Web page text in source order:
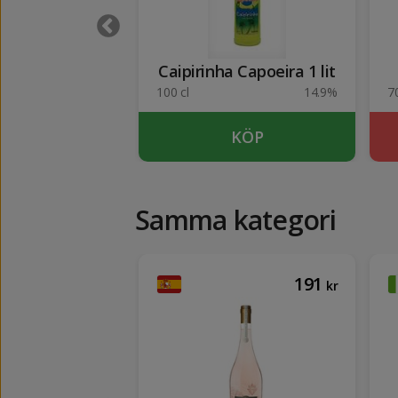
Caipirinha Capoeira 1 lit
100 cl 14.9%
KÖP
Samma kategori
191 kr